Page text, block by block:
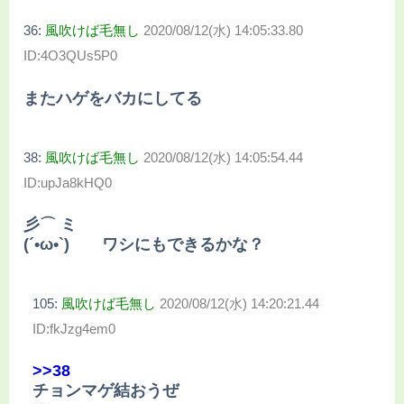
36: 風吹けば毛無し 2020/08/12(水) 14:05:33.80
ID:4O3QUs5P0
またハゲをバカにしてる
38: 風吹けば毛無し 2020/08/12(水) 14:05:54.44
ID:upJa8kHQ0
彡⌒ ミ
(´•ω•`) ワシにもできるかな？
105: 風吹けば毛無し 2020/08/12(水) 14:20:21.44
ID:fkJzg4em0
>>38
チョンマゲ結おうぜ